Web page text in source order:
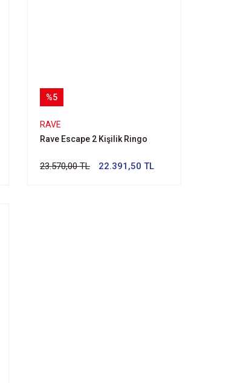
%5
RAVE
Rave Escape 2 Kişilik Ringo
23.570,00 TL 22.391,50 TL